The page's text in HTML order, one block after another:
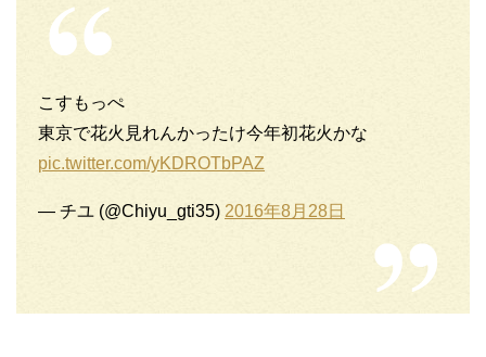
こすもっぺ
東京で花火見れんかったけ今年初花火かな
pic.twitter.com/yKDROTbPAZ
— チユ (@Chiyu_gti35) 2016年8月28日